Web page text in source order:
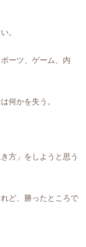
。
ーツ、ゲーム、内
何かを失う。
方」をしようと思う
ど、勝ったところで